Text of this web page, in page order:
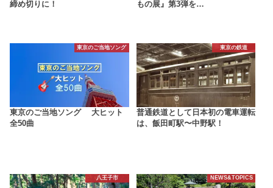
締め切りに！
もの展』第3弾を…
東京のご当地ソング
東京のご当地ソング 大ヒット
全50曲
東京の鉄道
普通鉄道として日本初の電車運転
は、飯田町駅〜中野駅！
八王子市 NEWS&TOPICS